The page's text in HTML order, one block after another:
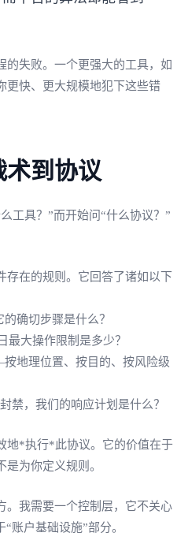
的失败。一个更强大的工具，如
更快、更大规模地犯下这些错
术到协议
工具？”而开始问“什么协议？”
存在的规则。它回答了诸如以下
确切步骤是什么？
最大操作限制是多少？
地理位置、按目的、按风险级
禁，我们的响应计划是什么？
地*执行*此协议。它的价值在于
为你定义规则。
。我需要一个控制层，它不关心
账户基础设施”部分。